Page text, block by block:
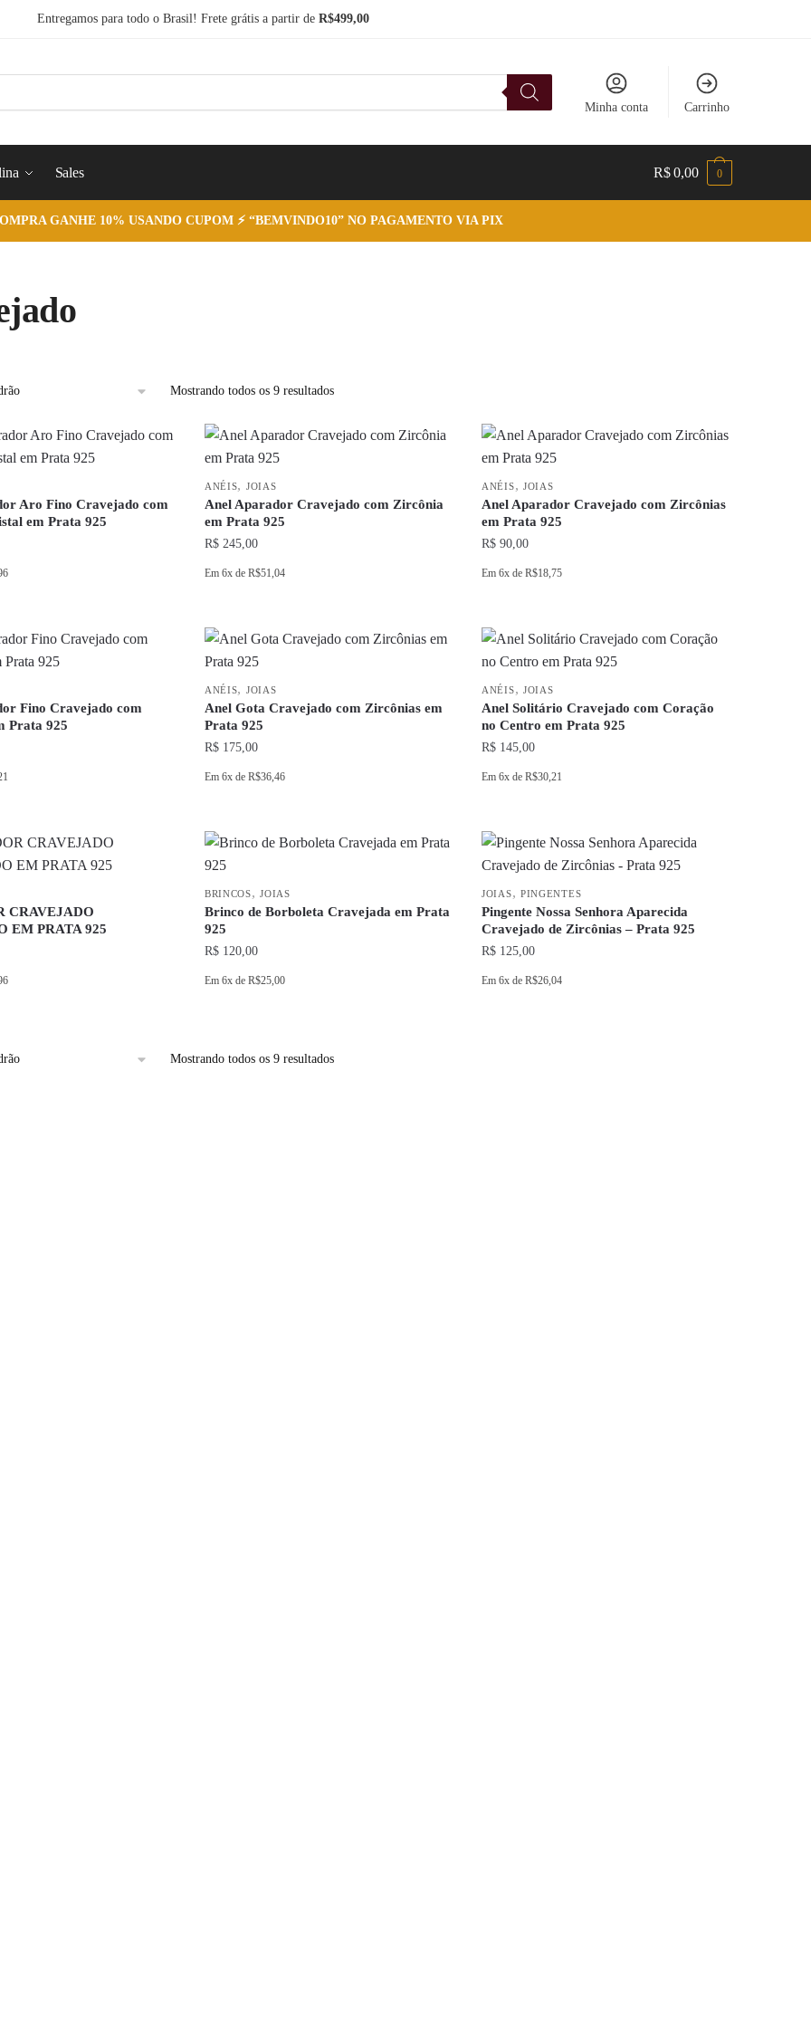
Entregamos para todo o Brasil! Frete grátis a partir deR$499,00
Minha conta Carrinho
Sales R$0,00 0
GANHE 10% USANDO CUPOM ⚡ “BEMVINDO10” NO PAGAMENTO VIA PIX
Mostrando todos os 9 resultados
Aro Fino Cravejado com
em Prata 925
ANÉIS, JOIAS
Anel Aparador Cravejado com Zircônia
em Prata 925
R$245,00
Em 6xde R$51,04
produto
tem
várias
variantes.
As
ser
na
página
do
produto
ANÉIS, JOIAS
Anel Aparador Cravejado com Zircônias
em Prata 925
R$ 90,00
Em6x deR$18,75
produto
tem
várias
variantes.
As
ser
na
página
do
produto
Fino Cravejado com
Prata 925
ANÉIS, JOIAS
Anel Gota Cravejado com Zircônias em
Prata 925
R$175,00
Em 6xde R$36,46
produto
tem
várias
variantes.
As
ser
página
ANÉIS, JOIAS
Anel Solitário Cravejado com Coração
no Centro em Prata 925
R$ 145,00
Em6x deR$30,21
produto
tem
várias
variantes.
As
opções
ser
CRAVEJADO
EM PRATA 925
BRINCOS,JOIAS
Brinco de Borboleta Cravejada em Prata
925
R$120,00
Em 6xde R$25,00
JOIAS, PINGENTES
Pingente Nossa Senhora Aparecida
Cravejado de Zircônias – Prata 925
R$ 125,00
Em6x deR$26,04
Mostrando todos os 9 resultados